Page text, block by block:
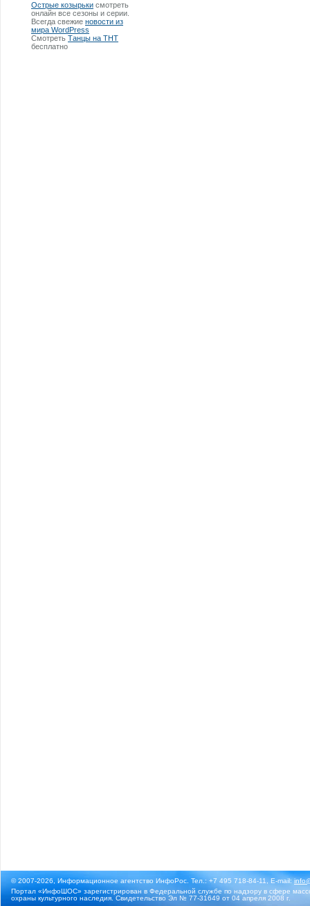
Острые козырьки смотреть
онлайн все сезоны и серии.
Всегда свежие новости из
мира WordPress
Смотреть Танцы на ТНТ
бесплатно
© 2007-2026, Информационное агентство ИнфоРос. Тел.: +7 495 718-84-11, E-mail:
Портал «ИнфоШОС» зарегистрирован в Федеральной службе по надзору в сфере
охраны культурного наследия. Свидетельство Эл № 77-31649 от 04 апреля 2008 г.